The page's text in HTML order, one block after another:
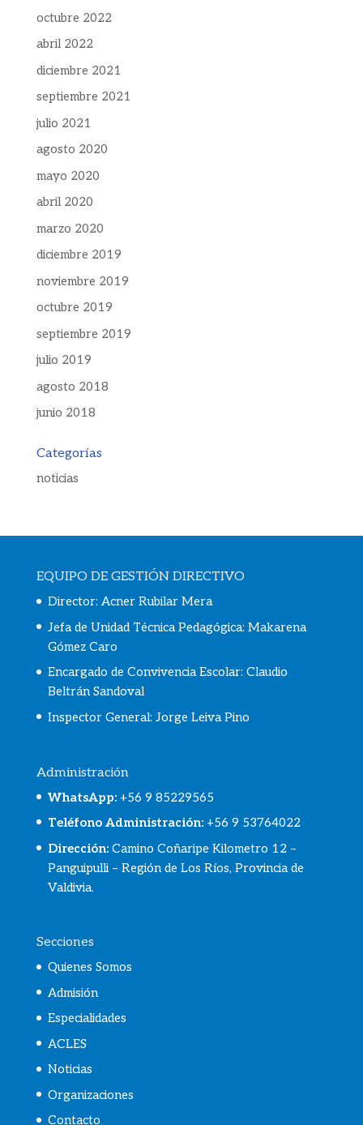
octubre 2022
abril 2022
diciembre 2021
septiembre 2021
julio 2021
agosto 2020
mayo 2020
abril 2020
marzo 2020
diciembre 2019
noviembre 2019
octubre 2019
septiembre 2019
julio 2019
agosto 2018
junio 2018
Categorías
noticias
EQUIPO DE GESTIÓN DIRECTIVO
Director: Acner Rubilar Mera
Jefa de Unidad Técnica Pedagógica: Makarena
Gómez Caro
Encargado de Convivencia Escolar: Claudio
Beltrán Sandoval
Inspector General: Jorge Leiva Pino
Administración
WhatsApp: +56 9 85229565
Teléfono Administración: +56 9 53764022
Dirección:Camino Coñaripe Kilometro 12 –
Panguipulli – Región de Los Ríos, Provincia de
Valdivia.
Secciones
Quienes Somos
Admisión
Especialidades
ACLES
Noticias
Organizaciones
Contacto